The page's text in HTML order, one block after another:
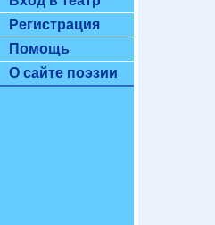
Регистрация
Помощь
О сайте поэзии